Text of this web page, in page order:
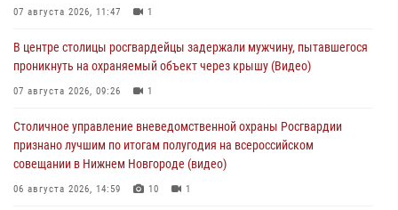
07 августа 2026, 11:47 1
В центре столицы росгвардейцы задержали мужчину, пытавшегося
проникнуть на охраняемый объект через крышу (Видео)
07 августа 2026, 09:26 1
Столичное управление вневедомственной охраны Росгвардии
признано лучшим по итогам полугодия на всероссийском
совещании в Нижнем Новгороде (видео)
06 августа 2026, 14:59 10 1